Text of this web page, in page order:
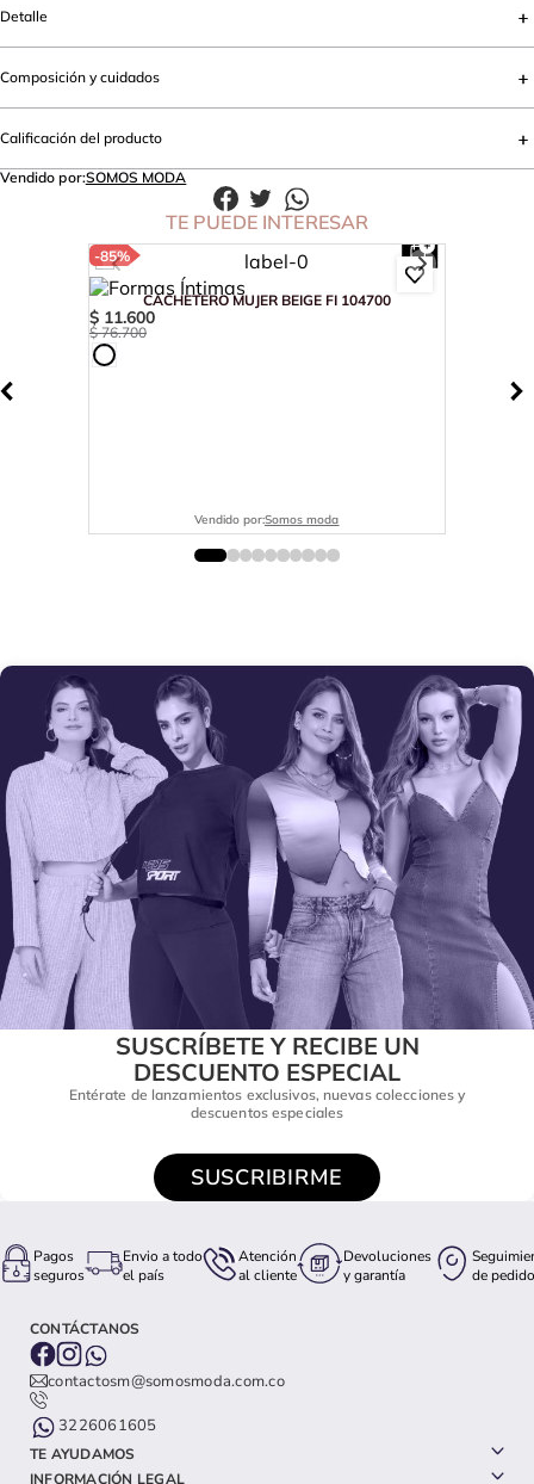
Detalle
Composición y cuidados
Calificación del producto
Vendido por:SOMOS MODA
TE PUEDE INTERESAR
-85%
CACHETERO MUJER BEIGE FI 104700
$ 11.600
$ 76.700
Vendido por:Somos moda
SUSCRÍBETE Y RECIBE UN
DESCUENTO ESPECIAL
Entérate de lanzamientos exclusivos, nuevas colecciones y
descuentos especiales
SUSCRIBIRME
Pagos
seguros
Envio a todo
el país
Atención
al cliente
Devoluciones
y garantía
de pedido
CONTÁCTANOS
contactosm@somosmoda.com.co
3226061605
TE AYUDAMOS
INFORMACIÓN LEGAL